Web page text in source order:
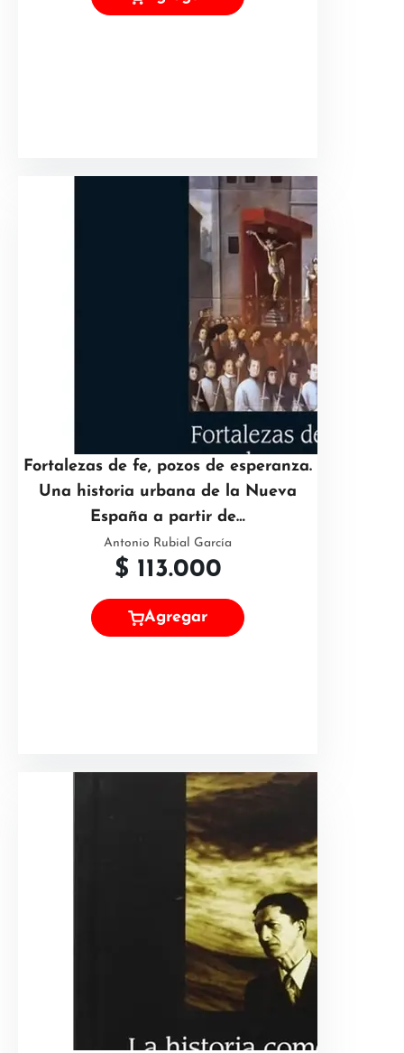
Fortalezas de fe, pozos de esperanza.
Una historia urbana de la Nueva
España a partir de…
Antonio Rubial García
$ 113.000
Agregar